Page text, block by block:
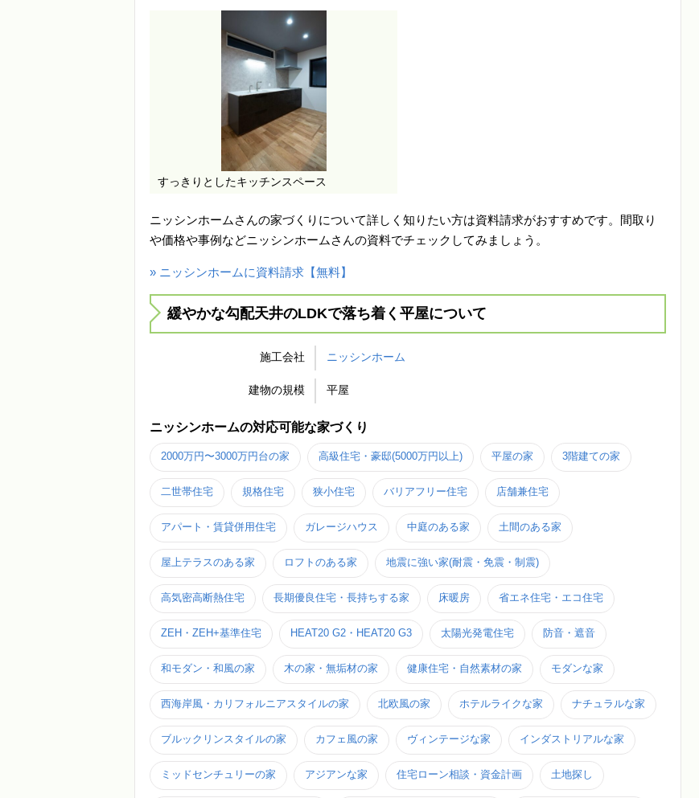
すっきりとしたキッチンスペース
ニッシンホームさんの家づくりについて詳しく知りたい方は資料請求がおすすめです。間取り
や価格や事例などニッシンホームさんの資料でチェックしてみましょう。
» ニッシンホームに資料請求【無料】
緩やかな勾配天井のLDKで落ち着く平屋について
施工会社 ニッシンホーム
建物の規模 平屋
ニッシンホームの対応可能な家づくり
2000万円〜3000万円台の家 高級住宅・豪邸(5000万円以上) 平屋の家 3階建ての家
二世帯住宅 規格住宅 狭小住宅 バリアフリー住宅 店舗兼住宅
アパート・賃貸併用住宅 ガレージハウス 中庭のある家 土間のある家
屋上テラスのある家 ロフトのある家 地震に強い家(耐震・免震・制震)
高気密高断熱住宅 長期優良住宅・長持ちする家 床暖房 省エネ住宅・エコ住宅
ZEH・ZEH+基準住宅 HEAT20 G2・HEAT20 G3 太陽光発電住宅 防音・遮音
和モダン・和風の家 木の家・無垢材の家 健康住宅・自然素材の家 モダンな家
西海岸風・カリフォルニアスタイルの家 北欧風の家 ホテルライクな家 ナチュラルな家
ブルックリンスタイルの家 カフェ風の家 ヴィンテージな家 インダストリアルな家
ミッドセンチュリーの家 アジアンな家 住宅ローン相談・資金計画 土地探し